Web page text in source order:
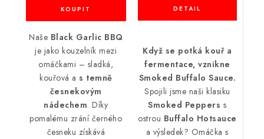
Naše Black Garlic BBQ
je jako kouzelník mezi
omáčkami – sladká,
kouřová a s temně
česnekovým
nádechem. Díky
pomalému zrání černého
česneku získává
Když se potká kouř a
fermentace, vznikne
Smoked Buffalo Sauce.
Spojili jsme naši klasiku
Smoked Peppers s
ostrou Buffalo Hotsauce
a výsledek? Omáčka s